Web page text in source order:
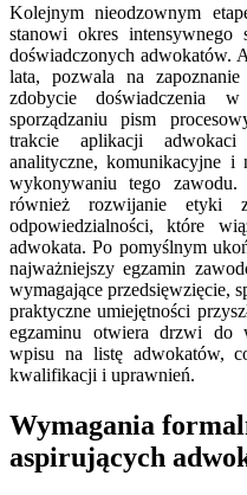
Kolejnym nieodzownym
stanowi okres intensywnego
doświadczonych adwokatów.
lata, pozwala na
zdobycie doświadczenia
sporządzaniu pism
trakcie aplikacji adwokaci
analityczne, komunikacyjne i
wykonywaniu tego zawodu.
również rozwijanie etyki
odpowiedzialności, które
adwokata. Po pomyślnym
najważniejszy egzamin
wymagające przedsięwzięcie,
praktyczne umiejętności
egzaminu otwiera drzwi do
wpisu na listę adwokatów,
kwalifikacji i uprawnień.
Wymagania
aspirujących